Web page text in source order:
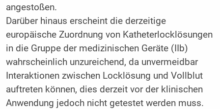
angestoßen.
Darüber hinaus erscheint die derzeitige
europäische Zuordnung von Katheterlocklösungen
in die Gruppe der medizinischen Geräte (IIb)
wahrscheinlich unzureichend, da unvermeidbar
Interaktionen zwischen Locklösung und Vollblut
auftreten können, dies derzeit vor der klinischen
Anwendung jedoch nicht getestet werden muss.